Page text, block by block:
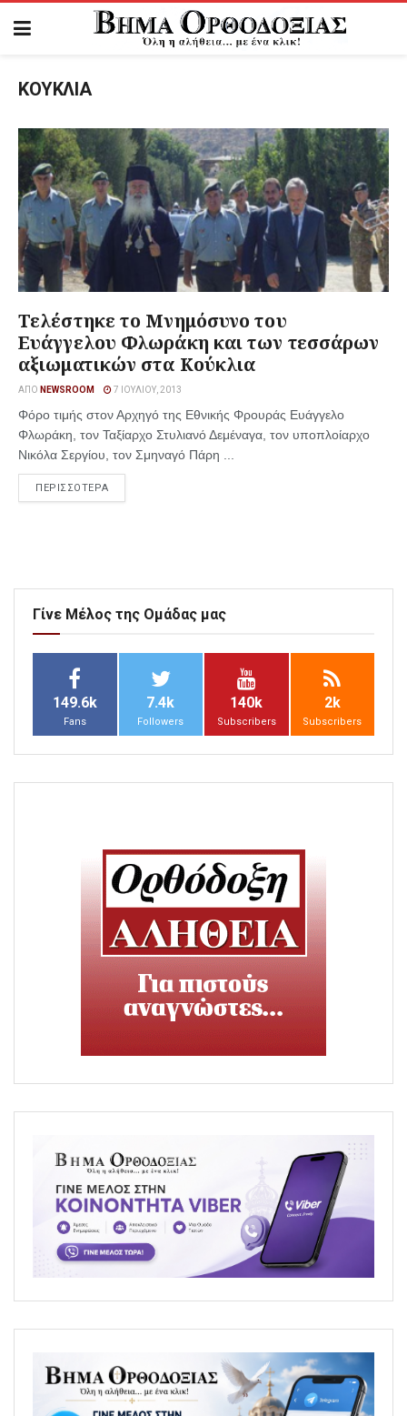
ΚΟΥΚΛΙΑ
Τελέστηκε το Μνημόσυνο του
Ευάγγελου Φλωράκη και των τεσσάρων
αξιωματικών στα Κούκλια
ΑΠΌ NEWSROOM 7 ΙΟΥΛΊΟΥ, 2013
Φόρο τιμής στον Αρχηγό της Εθνικής Φρουράς Ευάγγελο
Φλωράκη, τον Ταξίαρχο Στυλιανό Δεμέναγα, τον υποπλοίαρχο
Νικόλα Σεργίου, τον Σμηναγό Πάρη ...
ΠΕΡΙΣΣΟΤΕΡΑ
Γίνε Μέλος της Ομάδας μας
149.6k
Fans
7.4k
Followers
140k
Subscribers
2k
Subscribers